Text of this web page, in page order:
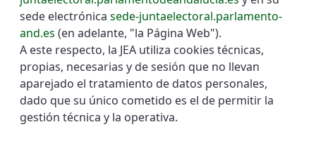
sede electrónica sede-juntaelectoral.parlamento-
and.es (en adelante, "la Página Web").
A este respecto, la JEA utiliza cookies técnicas,
propias, necesarias y de sesión que no llevan
aparejado el tratamiento de datos personales,
dado que su único cometido es el de permitir la
gestión técnica y la operativa.